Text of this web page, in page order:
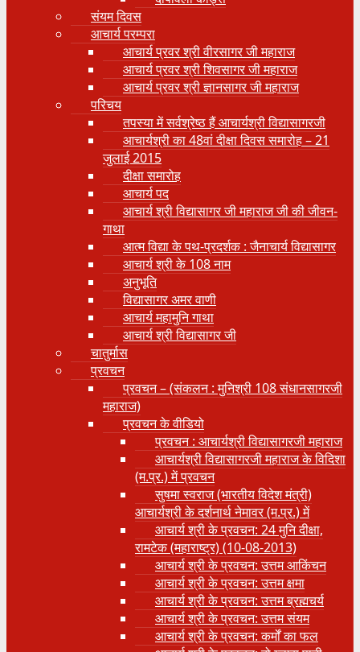
संयम दिवस
आचार्य परम्परा
आचार्य प्रवर श्री वीरसागर जी महाराज
आचार्य प्रवर श्री शिवसागर जी महाराज
आचार्य प्रवर श्री ज्ञानसागर जी महाराज
परिचय
तपस्या में सर्वश्रेष्ठ हैं आचार्यश्री विद्यासागरजी
आचार्यश्री का 48वां दीक्षा दिवस समारोह – 21
जुलाई 2015
दीक्षा समारोह
आचार्य पद
आचार्य श्री विद्यासागर जी महाराज जी की जीवन-
गाथा
आत्म विद्या के पथ-प्रदर्शक : जैनाचार्य विद्यासागर
आचार्य श्री के 108 नाम
अनुभूति
विद्यासागर अमर वाणी
आचार्य महामुनि गाथा
आचार्य श्री विद्यासागर जी
चातुर्मास
प्रवचन
प्रवचन – (संकलन : मुनिश्री 108 संधानसागरजी
महाराज)
प्रवचन के वीडियो
प्रवचन : आचार्यश्री ‍विद्यासागरजी महाराज
आचार्यश्री विद्यासागरजी महाराज के विदिशा
(म.प्र.) में प्रवचन
सुषमा स्वराज (भारतीय विदेश मंत्री)
आचार्यश्री के दर्शनार्थ नेमावर (म.प्र.) में
आचार्य श्री के प्रवचन: 24 मुनि दीक्षा,
रामटेक (महाराष्ट्र) (10-08-2013)
आचार्य श्री के प्रवचन: उत्तम आकिंचन
आचार्य श्री के प्रवचन: उत्तम क्षमा
आचार्य श्री के प्रवचन: उत्तम ब्रह्मचर्य
आचार्य श्री के प्रवचन: उत्तम संयम
आचार्य श्री के प्रवचन: कर्मों का फल